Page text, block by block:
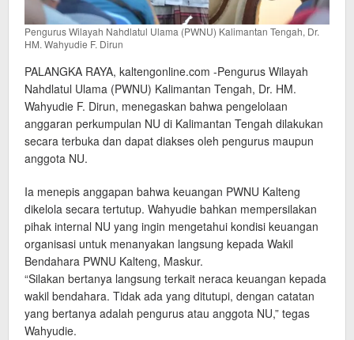
Pengurus Wilayah Nahdlatul Ulama (PWNU) Kalimantan Tengah, Dr.
HM. Wahyudie F. Dirun
PALANGKA RAYA, kaltengonline.com -Pengurus Wilayah
Nahdlatul Ulama (PWNU) Kalimantan Tengah, Dr. HM.
Wahyudie F. Dirun, menegaskan bahwa pengelolaan
anggaran perkumpulan NU di Kalimantan Tengah dilakukan
secara terbuka dan dapat diakses oleh pengurus maupun
anggota NU.
Ia menepis anggapan bahwa keuangan PWNU Kalteng
dikelola secara tertutup. Wahyudie bahkan mempersilakan
pihak internal NU yang ingin mengetahui kondisi keuangan
organisasi untuk menanyakan langsung kepada Wakil
Bendahara PWNU Kalteng, Maskur.
“Silakan bertanya langsung terkait neraca keuangan kepada
wakil bendahara. Tidak ada yang ditutupi, dengan catatan
yang bertanya adalah pengurus atau anggota NU,” tegas
Wahyudie.